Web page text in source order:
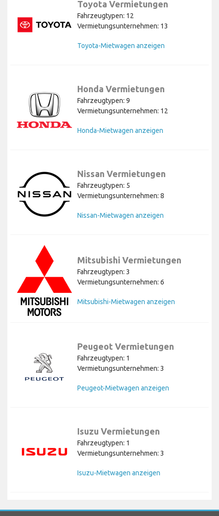
Toyota Vermietungen
Fahrzeugtypen: 12
Vermietungsunternehmen: 13
Toyota-Mietwagen anzeigen
Honda Vermietungen
Fahrzeugtypen: 9
Vermietungsunternehmen: 12
Honda-Mietwagen anzeigen
Nissan Vermietungen
Fahrzeugtypen: 5
Vermietungsunternehmen: 8
Nissan-Mietwagen anzeigen
Mitsubishi Vermietungen
Fahrzeugtypen: 3
Vermietungsunternehmen: 6
Mitsubishi-Mietwagen anzeigen
Peugeot Vermietungen
Fahrzeugtypen: 1
Vermietungsunternehmen: 3
Peugeot-Mietwagen anzeigen
Isuzu Vermietungen
Fahrzeugtypen: 1
Vermietungsunternehmen: 3
Isuzu-Mietwagen anzeigen